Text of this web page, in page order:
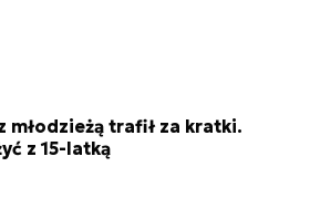
młodzieżą trafił za kratki.
z 15-latką